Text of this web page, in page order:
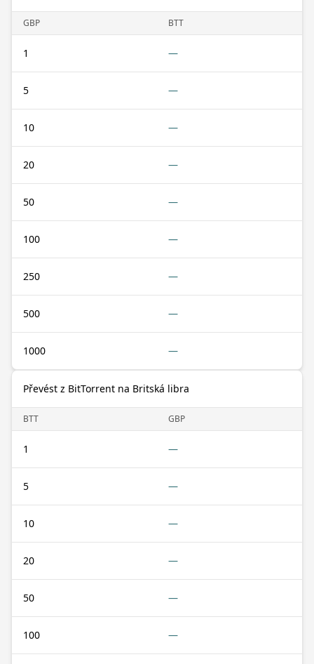
GBP BTT
1 —
5 —
10 —
20 —
50 —
100 —
250 —
500 —
1000 —
Převést z BitTorrent na Britská libra
BTT GBP
1 —
5 —
10 —
20 —
50 —
100 —